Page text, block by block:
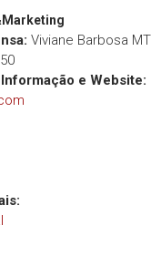
Viviane Barbosa
e Website: